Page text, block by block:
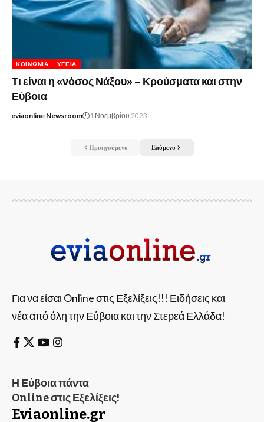
ΚΟΙΝΩΝΊΑ ΥΓΕΊΑ
Τι είναι η «νόσος Νάξου» – Κρούσματα και στην
Εύβοια
eviaonline Newsroom 1 Νοεμβρίου 2023
Προηγούμενο Επόμενο
Για να είσαι Online στις Εξελίξεις!!! Ειδήσεις και
νέα από όλη την Εύβοια και την Στερεά Ελλάδα!
Η Εύβοια πάντα
Online στις Εξελίξεις!
Eviaonline.gr